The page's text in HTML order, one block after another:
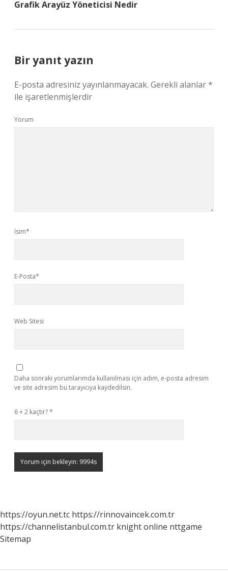
Grafik Arayüz Yöneticisi Nedir
Bir yanıt yazın
E-posta adresiniz yayınlanmayacak. Gerekli alanlar*
ile işaretlenmişlerdir
Yorum
İsim*
E-Posta*
Web Sitesi
Daha sonraki yorumlarımda kullanılması için adım, e-posta adresim
ve site adresim bu tarayıcıya kaydedilsin.
6 + 2 kaçtır?*
https://oyun.net.tc https://rinnovaincek.com.tr
https://channelistanbul.com.tr knight online nttgame
Sitemap